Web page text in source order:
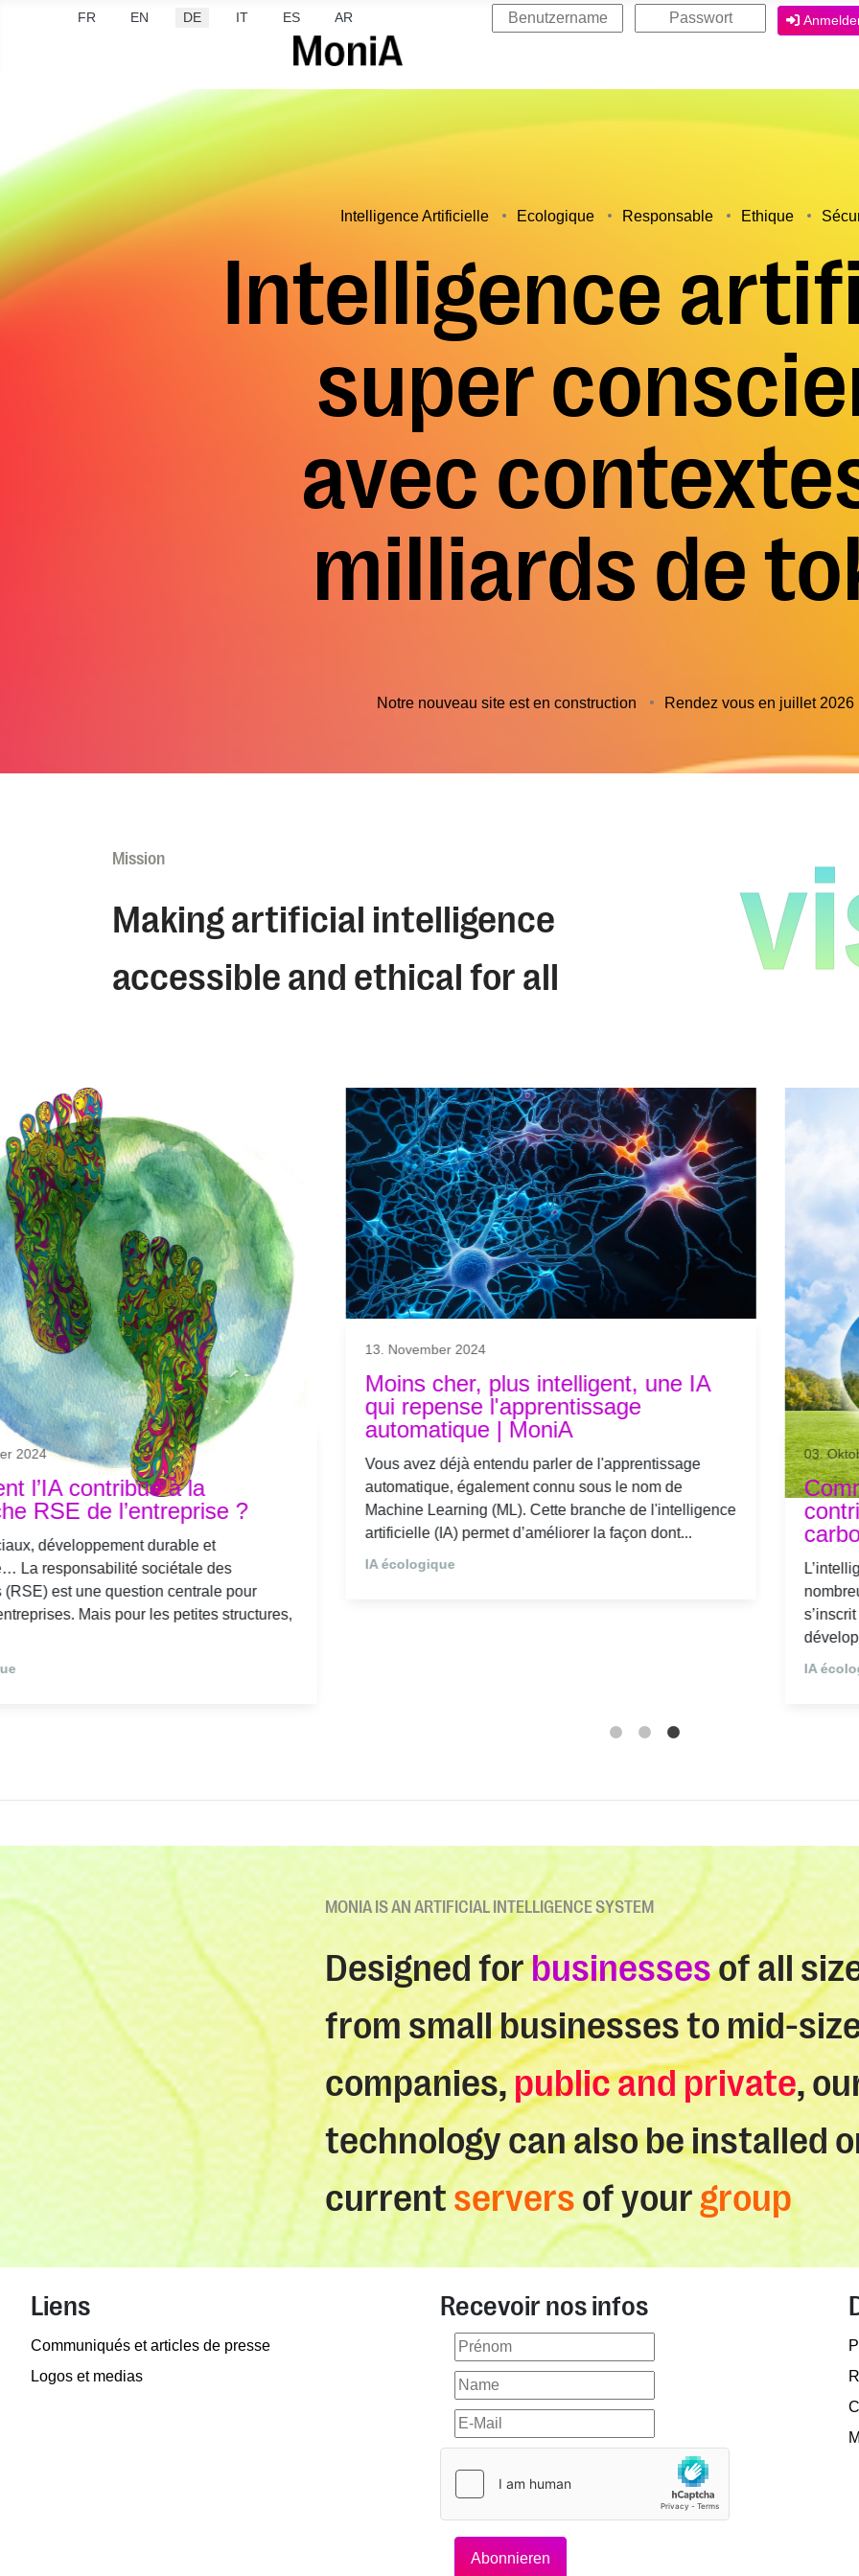
Sprache auswählen
FR EN DE IT ES AR
Intelligence Artificielle Ecologique Responsable Ethique
Intelligence
super
avec
milliards de
Notre nouveau site est en construction Rendez vous en juillet 2026
Mission
Making artificial intelligence
accessible and ethical for all
09. September 2024
MonIA, un employé IA universel au
service de vos collaborateurs
Travailler avec des employés virtuels va devenir une
pratique courante. Du service client au support
services d'employés virtuels. Le premier...
IA écologique
27. August 2024
MonIA, une IA française au service
des entreprises
AppliedAI Institute for Europe a publié la première
étude sur le statu quo de l’IA générative en Europe.
Sur le podium des pays de l’Union qui comptent le
plus de startups d’IA générative, on trouve...
MONIA IS AN ARTIFICIAL INTELLIGENCE SYSTEM
Designed forbusinessesof all
from small businesses to mid-
companies,public and private,
technology can also be installed
currentserversof yourgroup
Liens
Communiqués et articles de presse
Logos et medias
Recevoir nos infos